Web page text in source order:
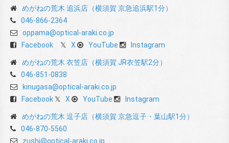
めがねの荒木 追浜店（横須賀 京急追浜駅1分）
046-866-2364
oppama@optical-araki.co.jp
Facebook
X YouTube Instagram
めがねの荒木 衣笠店（横須賀 JR衣笠駅2分）
046-851-0838
kinugasa@optical-araki.co.jp
Facebook
X YouTube Instagram
めがねの荒木 逗子店（横須賀 京急逗子・葉山駅1分）
046-870-5560
zushi@optical-araki.co.jp